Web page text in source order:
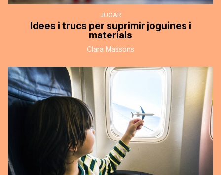
JUGAR
Idees i trucs per suprimir joguines i
materials
Clara Massons